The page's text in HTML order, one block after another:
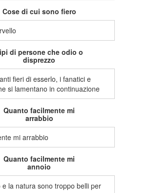
Cose di cui sono fiero
di persone che odio o
disprezzo
fieri di esserlo, i fanatici e
si lamentano in continuazione
Quanto facilmente mi
arrabbio
mi arrabbio
Quanto facilmente mi
annoio
e la natura sono troppo belli per